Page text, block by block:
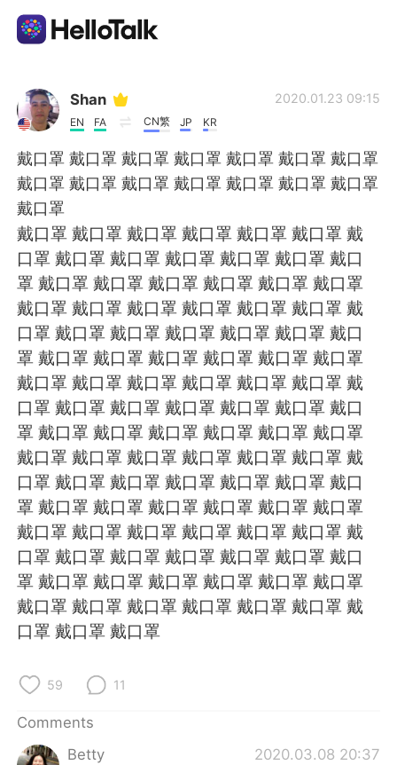
Language Exchange App
AI Grammar Checker
English
简体中文 繁體中文
Español العربية
Français Deutsch
日本語 한국어
Русский ไทย
Indonesia Italiano
Türkçe Tiếng Việt
Português
Shan
EN FA CN繁 JP KR
2020.01.23 09:15
戴口罩 戴口罩 戴口罩 戴口罩 戴口罩 戴口罩 戴口罩
戴口罩 戴口罩 戴口罩 戴口罩 戴口罩 戴口罩 戴口罩
戴口罩
戴口罩 戴口罩 戴口罩 戴口罩 戴口罩 戴口罩 戴
口罩 戴口罩 戴口罩 戴口罩 戴口罩 戴口罩 戴口
罩 戴口罩 戴口罩 戴口罩 戴口罩 戴口罩 戴口罩
戴口罩 戴口罩 戴口罩 戴口罩 戴口罩 戴口罩 戴
口罩 戴口罩 戴口罩 戴口罩 戴口罩 戴口罩 戴口
罩 戴口罩 戴口罩 戴口罩 戴口罩 戴口罩 戴口罩
戴口罩 戴口罩 戴口罩 戴口罩 戴口罩 戴口罩 戴
口罩 戴口罩 戴口罩 戴口罩 戴口罩 戴口罩 戴口
罩 戴口罩 戴口罩 戴口罩 戴口罩 戴口罩 戴口罩
戴口罩 戴口罩 戴口罩 戴口罩 戴口罩 戴口罩 戴
口罩 戴口罩 戴口罩 戴口罩 戴口罩 戴口罩 戴口
罩 戴口罩 戴口罩 戴口罩 戴口罩 戴口罩 戴口罩
戴口罩 戴口罩 戴口罩 戴口罩 戴口罩 戴口罩 戴
口罩 戴口罩 戴口罩 戴口罩 戴口罩 戴口罩 戴口
罩 戴口罩 戴口罩 戴口罩 戴口罩 戴口罩 戴口罩
戴口罩 戴口罩 戴口罩 戴口罩 戴口罩 戴口罩 戴
口罩 戴口罩 戴口罩
59 11
Comments
Betty
2020.03.08 20:37